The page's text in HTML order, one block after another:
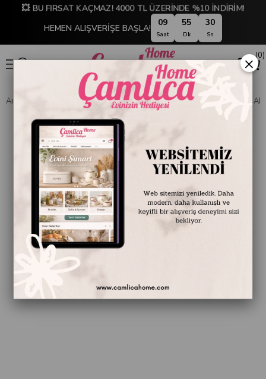
💥 BU FIRSAT KAÇMAZ! 4000 TL ÜZERİNDE %10 İNDİRİM!
HEMEN ALIŞVERİŞE BAŞLA! 09
Saat
55
Dk
29
Sn
0
Anasayfa SOFRA & MUTFAK PİŞİRME GEREÇLERİ TAVA VE
×